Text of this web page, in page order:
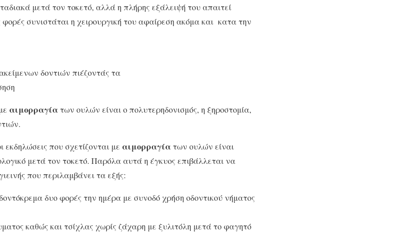
μετά τον τοκετό, αλλά η πλήρης εξάλειψή του απαιτεί
συνιστάται η χειρουργική του αφαίρεση ακόμα και κατα την
δοντιών πιέζοντάς τα
αιμορραγίατων ουλών είναι ο πολυτερηδονισμός, η ξηροστομία,
που σχετίζονται με αιμορραγίατων ουλών είναι
μετά τον τοκετό. Παρόλα αυτά η έγκυος επιβάλλεται να
που περιλαμβάνει τα εξής:
δυο φορές την ημέρα με συνοδό χρήση οδοντικού νήματος
καθώς και τσίχλας χωρίς ζάχαρη με ξυλιτόλη μετά το φαγητό